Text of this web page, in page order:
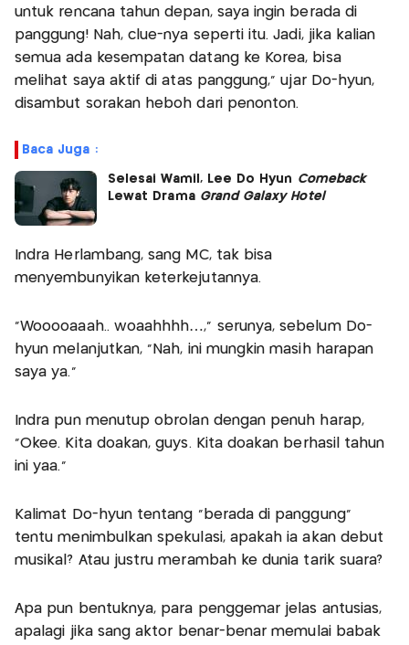
untuk rencana tahun depan, saya ingin berada di
panggung! Nah, clue-nya seperti itu. Jadi, jika kalian
semua ada kesempatan datang ke Korea, bisa
melihat saya aktif di atas panggung,” ujar Do-hyun,
disambut sorakan heboh dari penonton.
Baca Juga :
Selesai Wamil, Lee Do Hyun Comeback
Lewat Drama Grand Galaxy Hotel
Indra Herlambang, sang MC, tak bisa
menyembunyikan keterkejutannya.
“Wooooaaah.. woaahhhh…,” serunya, sebelum Do-
hyun melanjutkan, “Nah, ini mungkin masih harapan
saya ya.”
Indra pun menutup obrolan dengan penuh harap,
“Okee. Kita doakan, guys. Kita doakan berhasil tahun
ini yaa.”
Kalimat Do-hyun tentang “berada di panggung”
tentu menimbulkan spekulasi, apakah ia akan debut
musikal? Atau justru merambah ke dunia tarik suara?
Apa pun bentuknya, para penggemar jelas antusias,
apalagi jika sang aktor benar-benar memulai babak